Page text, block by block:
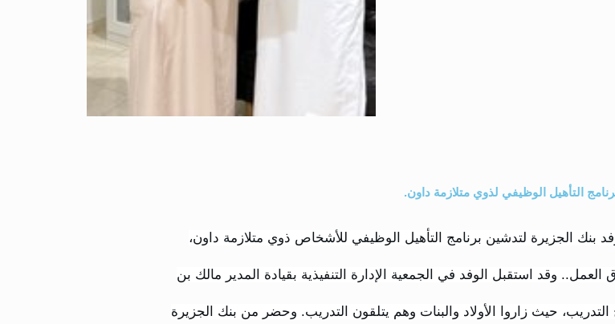
التأهيل الوظيفي لذوي متلازمة داون.
جمعية متلازمة النجاح الأحد 14 سبتمبر 2025 وفد بنك الجزيرة لتدشين برنامج التأهيل الوظيفي للأشخاص ذوي متلازمة داون،
وقد استقبل الوفد في الجمعية الإدارة التنفيذية بقيادة المدير مالك بن
التدريب، حيث زاروا الأولاد والبنات وهم يتلقون التدريب. وحضر من بنك الجزيرة